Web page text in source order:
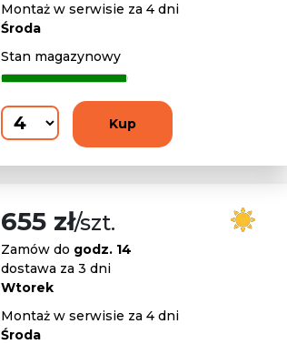
Montaż w serwisie za 4 dni
Środa
Stan magazynowy
Kup
655 zł/szt.
Zamów do godz. 14
dostawa za 3 dni
Wtorek
Montaż w serwisie za 4 dni
Środa